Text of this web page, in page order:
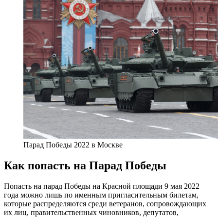
Парад Победы 2022 в Москве
Как попасть на Парад Победы
Попасть на парад Победы на Красной площади 9 мая 2022
года можно лишь по именным пригласительным билетам,
которые распределяются среди ветеранов, сопровождающих
их лиц, правительственных чиновников, депутатов,